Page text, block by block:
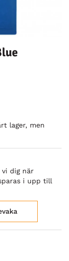
lager, men
vi dig när
i upp till